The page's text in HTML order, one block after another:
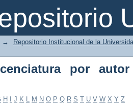
por autor
→ Repositorio Institucional de la
por
H J K L M N O P Q R S T U V W X Y Z